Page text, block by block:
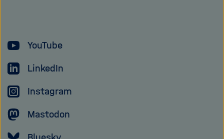
YouTube
LinkedIn
Instagram
Mastodon